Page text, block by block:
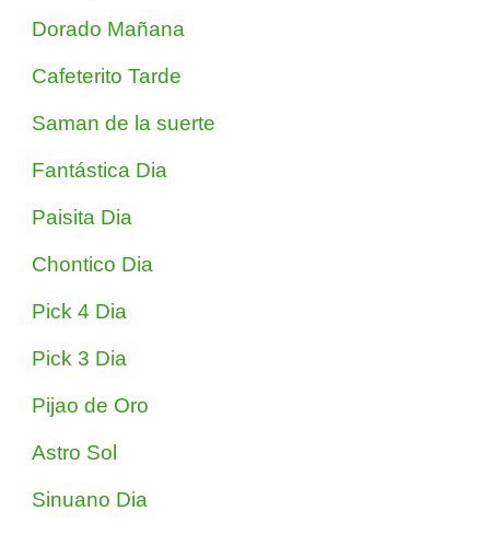
Dorado Mañana
Cafeterito Tarde
Saman de la suerte
Fantástica Dia
Paisita Dia
Chontico Dia
Pick 4 Dia
Pick 3 Dia
Pijao de Oro
Astro Sol
Sinuano Dia